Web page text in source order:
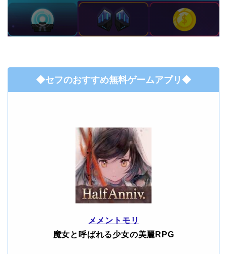
◆セフのおすすめ無料ゲームアプリ◆
メメントモリ
魔女と呼ばれる少女の美麗RPG